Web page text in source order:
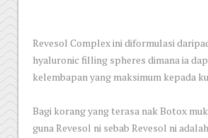
Revesol Complex ini diformulasi
hyaluronic filling spheres dimana ia
kelembapan yang maksimum kepada
Bagi korang yang terasa nak Botox
guna Revesol ni sebab Revesol ni